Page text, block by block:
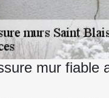
mur fiable